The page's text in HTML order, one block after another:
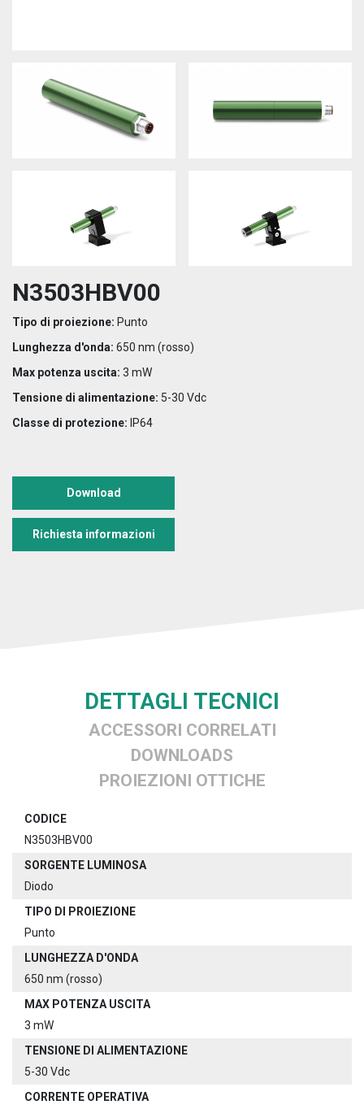
N3503HBV00
Tipo di proiezione: Punto
Lunghezza d'onda: 650 nm (rosso)
Max potenza uscita: 3 mW
Tensione di alimentazione: 5-30 Vdc
Classe di protezione: IP64
Download
Richiesta informazioni
DETTAGLI TECNICI
ACCESSORI CORRELATI
DOWNLOADS
PROIEZIONI OTTICHE
CODICE
N3503HBV00
SORGENTE LUMINOSA
Diodo
TIPO DI PROIEZIONE
Punto
LUNGHEZZA D'ONDA
650 nm (rosso)
MAX POTENZA USCITA
3 mW
TENSIONE DI ALIMENTAZIONE
5-30 Vdc
CORRENTE OPERATIVA